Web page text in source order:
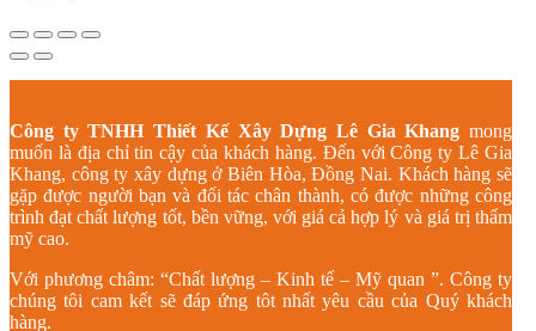
Công ty TNHH Thiết Kế Xây Dựng Lê Gia Khang mong
muốn là địa chỉ tin cậy của khách hàng. Đến với Công ty Lê Gia
Khang, công ty xây dựng ở Biên Hòa, Đồng Nai. Khách hàng sẽ
gặp được người bạn và đối tác chân thành, có được những công
trình đạt chất lượng tốt, bền vững, với giá cả hợp lý và giá trị thẩm
mỹ cao.
Với phương châm: “Chất lượng – Kinh tế – Mỹ quan ”. Công ty
chúng tôi cam kết sẽ đáp ứng tôt nhất yêu cầu của Quý khách
hàng.